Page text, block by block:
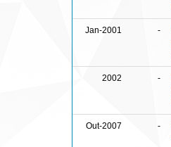
Jan-2001 -
2002 -
Out-2007 -